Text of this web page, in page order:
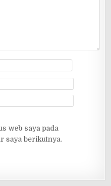
web saya pada
saya berikutnya.